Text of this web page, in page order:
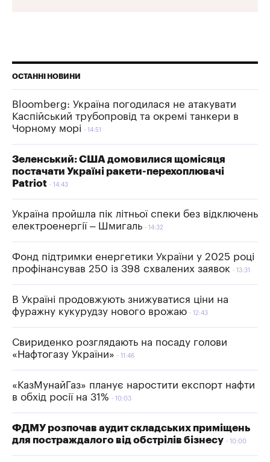
ОСТАННІ НОВИНИ
Bloomberg: Україна погодилася не атакувати
Каспійський трубопровід та окремі танкери в
Чорному морі
14:51
Зеленський: США домовилися щомісяця
постачати Україні ракети-перехоплювачі
Patriot
14:43
Україна пройшла пік літньої спеки без відключень
електроенергії – Шмигаль
14:32
Фонд підтримки енергетики України у 2025 році
профінансував 250 із 398 схвалених заявок
13:31
В Україні продовжують знижуватися ціни на
фуражну кукурудзу нового врожаю
12:43
Свириденко розглядають на посаду голови
«Нафтогазу України»
11:46
«КазМунайГаз» планує наростити експорт нафти
в обхід росії на 31%
10:03
ФДМУ розпочав аудит складських приміщень
для постраждалого від обстрілів бізнесу
10:00